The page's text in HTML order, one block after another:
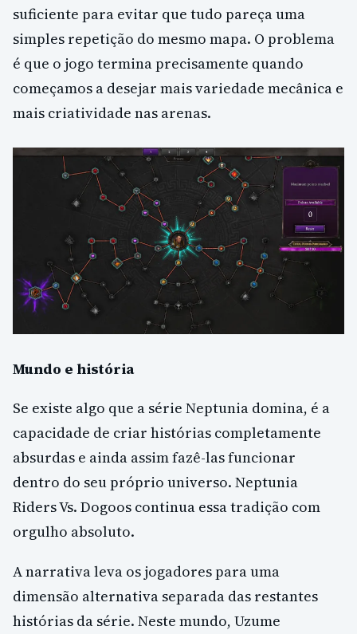
suficiente para evitar que tudo pareça uma
simples repetição do mesmo mapa. O problema
é que o jogo termina precisamente quando
começamos a desejar mais variedade mecânica e
mais criatividade nas arenas.
Mundo e história
Se existe algo que a série Neptunia domina, é a
capacidade de criar histórias completamente
absurdas e ainda assim fazê-las funcionar
dentro do seu próprio universo. Neptunia
Riders Vs. Dogoos continua essa tradição com
orgulho absoluto.
A narrativa leva os jogadores para uma
dimensão alternativa separada das restantes
histórias da série. Neste mundo, Uzume